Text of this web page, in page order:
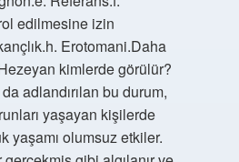
edilmesine izin
Erotomani.Daha
kimlerde görülür?
adlandırılan bu durum,
yaşayan kişilerde
yaşamı olumsuz etkiler.